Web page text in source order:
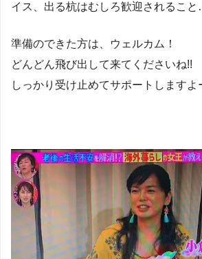
イス、出る杭はむしろ歓迎されるこ
準備のできた方は、ウェルカム！
どんどん飛び出して来てくださいね!!
しっかり受け止めてサポートしますよ